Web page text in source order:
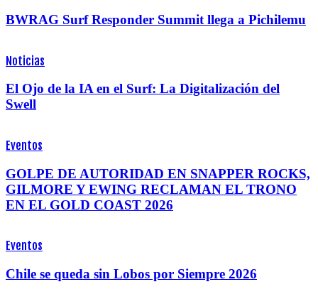
BWRAG Surf Responder Summit llega a Pichilemu
Noticias
El Ojo de la IA en el Surf: La Digitalización del
Swell
Eventos
GOLPE DE AUTORIDAD EN SNAPPER ROCKS,
GILMORE Y EWING RECLAMAN EL TRONO
EN EL GOLD COAST 2026
Eventos
Chile se queda sin Lobos por Siempre 2026